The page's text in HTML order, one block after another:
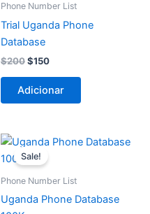
Phone Number List
Trial Uganda Phone
Database
$200
$200.
$150
$150.
Adicionar
Sale!
Phone Number List
Uganda Phone Database
O
preço
original
$400.
O
$350.